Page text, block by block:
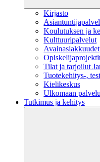
Kirjasto
Koulutuksen ja
Kulttuuripalvelut
Avainasiakkuudet
Tilat ja tarjoilut
Tuotekehitys-,
Kielikeskus
Ulkomaan
Tutkimus ja kehitys